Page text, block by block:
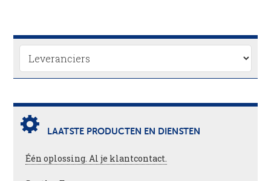
LAATSTE PRODUCTEN EN DIENSTEN
Één oplossing. Al je klantcontact.